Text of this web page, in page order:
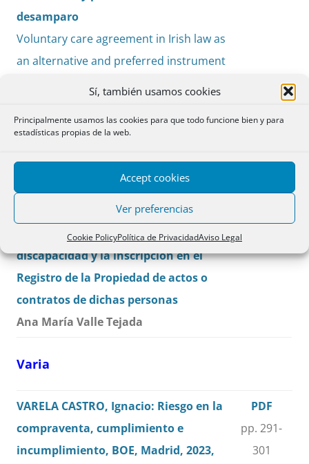
Sí, también usamos cookies
Principalmente usamos las cookies para que todo funcione bien y para
estadísticas propias de la web.
Accept cookies
Ver preferencias
Cookie PolicyPolítica de PrivacidadAviso Legal
desamparo
Voluntary care agreement in Irish law as
an alternative and preferred instrument
against abandonment
La inscripción en el Registro Civil de
documentos públicos sobre medidas
de apoyo a las personas con
discapacidad y la inscripción en el
Registro de la Propiedad de actos o
contratos de dichas personas
Ana María Valle Tejada
PDF
Varia
VARELA CASTRO, Ignacio: Riesgo en la
compraventa, cumplimiento e
incumplimiento, BOE, Madrid, 2023,
PDF
pp. 291-
301